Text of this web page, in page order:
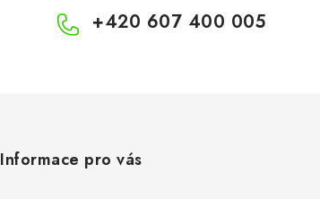
+420 607 400 005
Informace pro vás